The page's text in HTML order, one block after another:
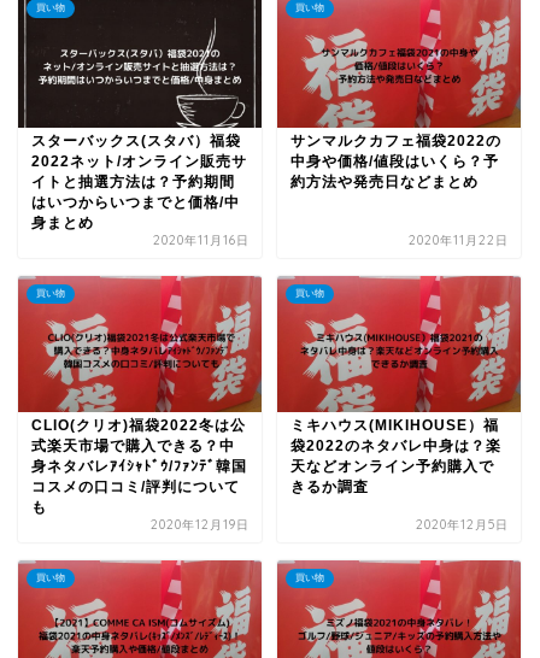
買い物
スターバックス(スタバ）福袋
2022ネット/オンライン販売サ
イトと抽選方法は？予約期間
はいつからいつまでと価格/中
身まとめ
2020年11月16日
買い物
サンマルクカフェ福袋2022の
中身や価格/値段はいくら？予
約方法や発売日などまとめ
2020年11月22日
買い物
CLIO(クリオ)福袋2022冬は公
式楽天市場で購入できる？中
身ネタバレｱｲｼｬﾄﾞｳ/ﾌｧﾝﾃﾞ韓国
コスメの口コミ/評判について
も
2020年12月19日
買い物
ミキハウス(MIKIHOUSE）福
袋2022のネタバレ中身は？楽
天などオンライン予約購入で
きるか調査
2020年12月5日
買い物 買い物